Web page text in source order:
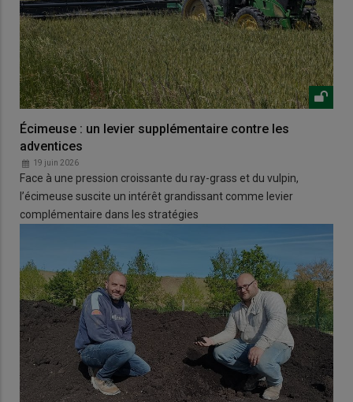
Écimeuse : un levier supplémentaire contre les
adventices
19 juin 2026
Face à une pression croissante du ray-grass et du vulpin,
l’écimeuse suscite un intérêt grandissant comme levier
complémentaire dans les stratégies